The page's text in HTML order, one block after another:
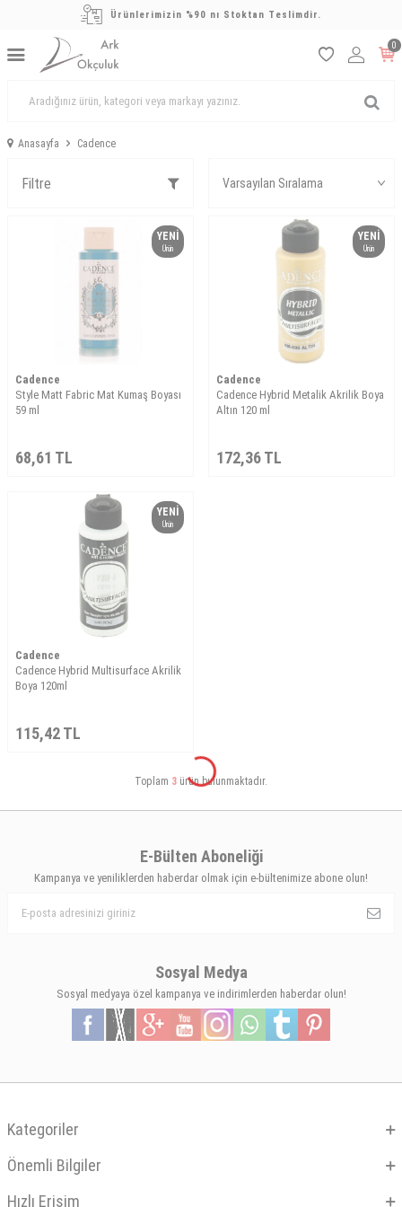
Ürünlerimizin %90 nı Stoktan Teslimdir.
0
Anasayfa Cadence
Filtre
YENI
Ürün
Cadence
Style Matt Fabric Mat Kumaş Boyası
59 ml
68,61 TL
YENI
Ürün
Cadence
Cadence Hybrid Metalik Akrilik Boya
Altın 120 ml
172,36TL
YENI
Ürün
Cadence
Cadence Hybrid Multisurface Akrilik
Boya 120ml
115,42TL
Toplam 3 ürün bulunmaktadır.
E-Bülten Aboneliği
Kampanya ve yeniliklerden haberdar olmak için e-bültenimize abone olun!
Sosyal Medya
Sosyal medyaya özel kampanya ve indirimlerden haberdar olun!
Kategoriler
Önemli Bilgiler
Hızlı Erişim